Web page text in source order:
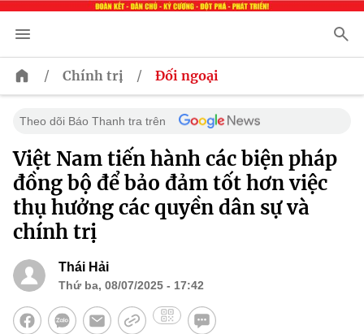
/ Chính trị / Đối ngoại
Theo dõi Báo Thanh tra trên
Việt Nam tiến hành các biện pháp
đồng bộ để bảo đảm tốt hơn việc
thụ hưởng các quyền dân sự và
chính trị
Thái Hải
Thứ ba, 08/07/2025 - 17:42